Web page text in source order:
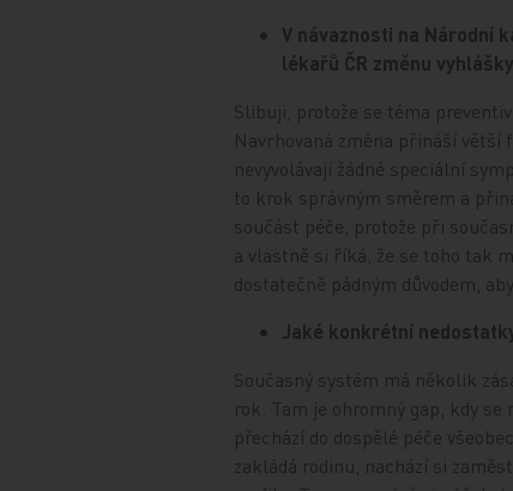
V návaznosti na Národní
lékařů ČR změnu
Slibuji, protože se téma
Navrhovaná změna přináší
nevyvolávají žádné speciální
to krok správným směrem a
součást péče, protože při
a vlastně si říká, že se toho tak
dostatečně pádným důvodem,
Jaké konkrétní
Současný systém má několik
rok. Tam je ohromný gap, kdy
přechází do dospělé péče
zakládá rodinu, nachází si